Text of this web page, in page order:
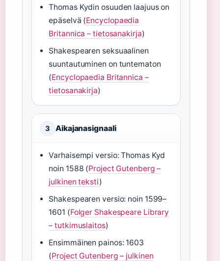
Thomas Kydin osuuden laajuus on
epäselvä (Encyclopaedia
Britannica – tietosanakirja)
Shakespearen seksuaalinen
suuntautuminen on tuntematon
(Encyclopaedia Britannica –
tietosanakirja)
3 Aikajanasignaali
Varhaisempi versio: Thomas Kyd
noin 1588 (Project Gutenberg –
julkinen teksti)
Shakespearen versio: noin 1599–
1601 (Folger Shakespeare Library
– tutkimuslaitos)
Ensimmäinen painos: 1603
(Project Gutenberg – julkinen